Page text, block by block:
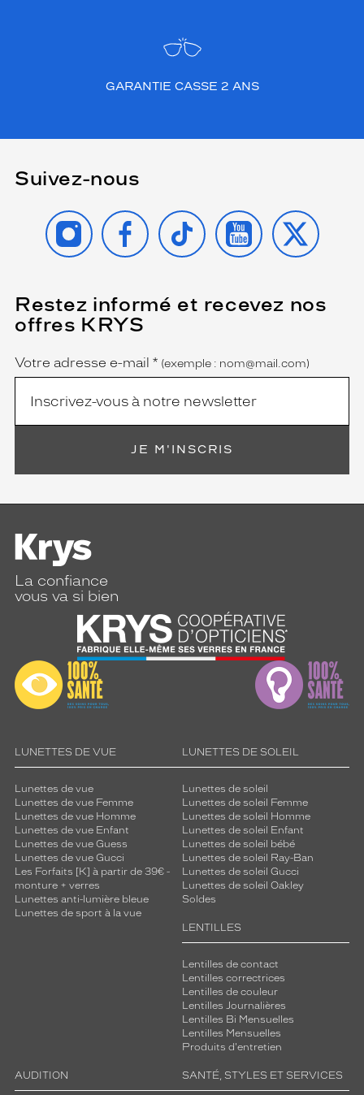
GARANTIE CASSE 2 ANS
Suivez-nous
INSTAGRAMFACEBOOK
TIKTOK YOUTUBE
X
Restez informé et recevez nos
offres KRYS
Name
Votre adresse e-mail *
(Ce
champ
est
obligatoire)
(exemple : nom@mail.com)
JE M'INSCRIS
La confiance
vous va si bien
LUNETTES DE VUE
Lunettes de vue
Lunettes de vue Femme
Lunettes de vue Homme
Lunettes de vue Enfant
Lunettes de vue Guess
Lunettes de vue Gucci
Les Forfaits [K] à partir de 39€ -
monture + verres
Lunettes anti-lumière bleue
Lunettes de sport à la vue
LUNETTES DE SOLEIL
Lunettes de soleil
Lunettes de soleil Femme
Lunettes de soleil Homme
Lunettes de soleil Enfant
Lunettes de soleil bébé
Lunettes de soleil Ray-Ban
Lunettes de soleil Gucci
Lunettes de soleil Oakley
Soldes
LENTILLES
Lentilles de contact
Lentilles correctrices
Lentilles de couleur
Lentilles Journalières
Lentilles Bi Mensuelles
Lentilles Mensuelles
Produits d'entretien
AUDITION SANTÉ, STYLES ET SERVICES